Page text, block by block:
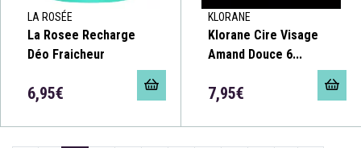
LA ROSÉE
La Rosee Recharge
Déo Fraicheur
6,95€
KLORANE
Klorane Cire Visage
Amand Douce 6...
7,95€